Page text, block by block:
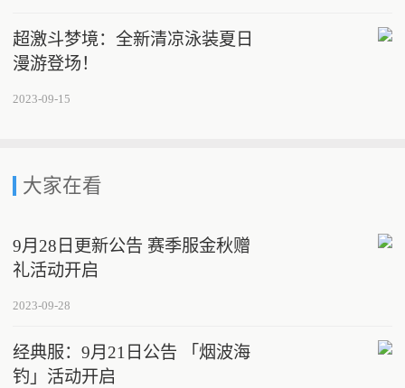
超激斗梦境：全新清凉泳装夏日
漫游登场！
2023-09-15
大家在看
9月28日更新公告 赛季服金秋赠
礼活动开启
2023-09-28
经典服：9月21日公告 「烟波海
钓」活动开启